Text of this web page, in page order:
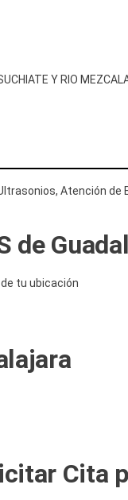
Y RIO
Atención de
de
tu ubicación
Cita